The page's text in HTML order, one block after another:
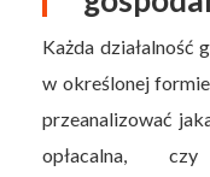
Każda działalność
w określonej
przeanalizować
opłacalna,